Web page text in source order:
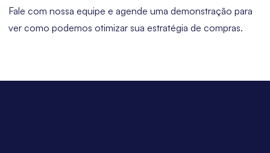
Fale com nossa equipe e agende uma demonstração para
ver como podemos otimizar sua estratégia de compras.